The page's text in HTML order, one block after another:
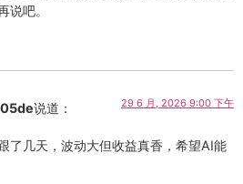
说吧。
说道： 29 6 月, 2026 9:00 下午
了几天，波动大但收益真香，希望AI能